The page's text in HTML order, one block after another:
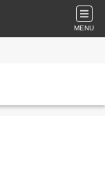
MENU